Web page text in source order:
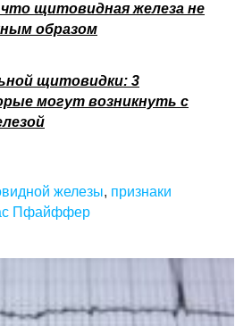
щитовидная железа не
образом
щитовидки: 3
могут возникнуть с
железы, признаки
Пфайффер